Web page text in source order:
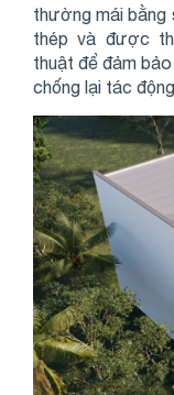
thường mái
thép và được
thuật để đảm
chống lại tác